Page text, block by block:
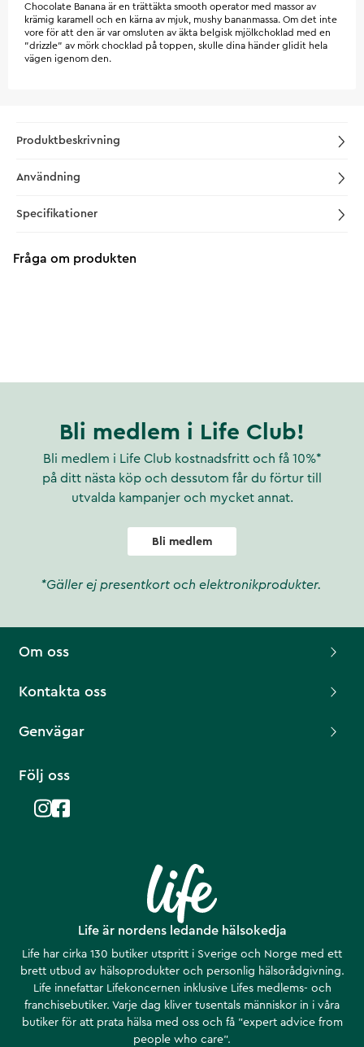
Chocolate Banana är en trättäkta smooth operator med massor av
krämig karamell och en kärna av mjuk, mushy bananmassa. Om det inte
vore för att den är var omsluten av äkta belgisk mjölkchoklad med en
"drizzle" av mörk chocklad på toppen, skulle dina händer glidit hela
vägen igenom den.
Produktbeskrivning
Användning
Specifikationer
Fråga om produkten
Bli medlem i Life Club!
Bli medlem i Life Club kostnadsfritt och få 10%*
på ditt nästa köp och dessutom får du förtur till
utvalda kampanjer och mycket annat.
Bli medlem
*Gäller ej presentkort och elektronikprodukter.
Life är nordens ledande hälsokedja
Life har cirka 130 butiker utspritt i Sverige och Norge med ett
brett utbud av hälsoprodukter och personlig hälsorådgivning.
Life innefattar Lifekoncernen inklusive Lifes medlems- och
franchisebutiker. Varje dag kliver tusentals människor in i våra
butiker för att prata hälsa med oss och få ”expert advice from
people who care”.
Om oss
Kontakta oss
Genvägar
Följ oss